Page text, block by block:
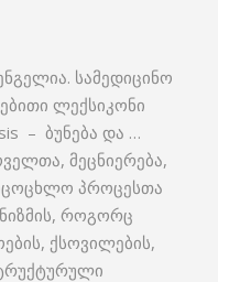
სამედიცინო
ლექსიკონი
– ბუნება და …
მეცნიერება,
პროცესთა
როგორც
ქსოვილების,